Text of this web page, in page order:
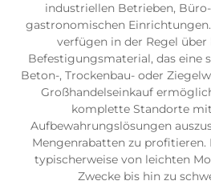
industriellen Betrieben,
gastronomischen
verfügen in der Regel über
Befestigungsmaterial, das eine
Beton-, Trockenbau- oder
Großhandelseinkauf
komplette Standorte
Aufbewahrungslösungen
Mengenrabatten zu profitieren.
typischerweise von leichten
Zwecke bis hin zu